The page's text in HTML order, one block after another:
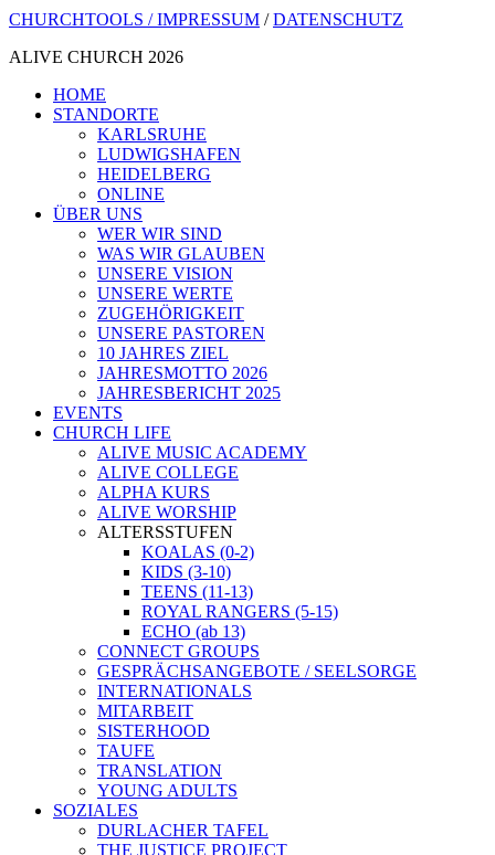
CHURCHTOOLS /IMPRESSUM /DATENSCHUTZ
ALIVE CHURCH 2026
Menü
schließen
HOME
STANDORTE
KARLSRUHE
LUDWIGSHAFEN
HEIDELBERG
ONLINE
ÜBER UNS
WER WIR SIND
WAS WIR GLAUBEN
UNSERE VISION
UNSERE WERTE
ZUGEHÖRIGKEIT
UNSERE PASTOREN
10 JAHRES ZIEL
JAHRESMOTTO 2026
JAHRESBERICHT 2025
EVENTS
CHURCH LIFE
ALIVE MUSIC ACADEMY
ALIVE COLLEGE
ALPHA KURS
ALIVE WORSHIP
ALTERSSTUFEN
KOALAS (0-2)
KIDS (3-10)
TEENS (11-13)
ROYAL RANGERS (5-15)
ECHO (ab 13)
CONNECT GROUPS
GESPRÄCHSANGEBOTE / SEELSORGE
INTERNATIONALS
MITARBEIT
SISTERHOOD
TAUFE
TRANSLATION
YOUNG ADULTS
SOZIALES
DURLACHER TAFEL
THE JUSTICE PROJECT